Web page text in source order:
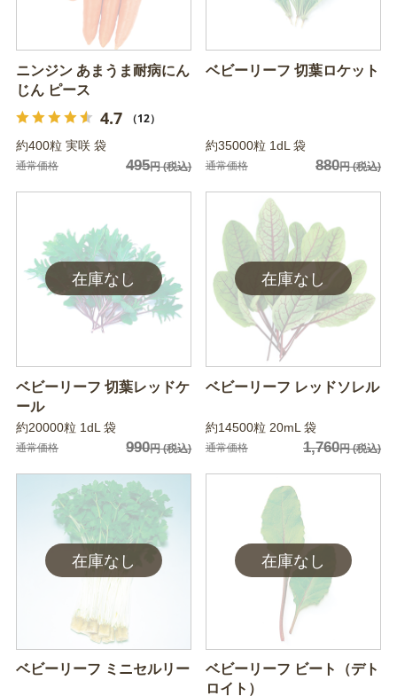
ニンジン あまうま耐病にん
じん ピース
4.7 （12）
約400粒 実咲 袋
通常価格 495円(税込)
ベビーリーフ 切葉ロケット
約35000粒 1dL 袋
通常価格 880円(税込)
ベビーリーフ 切葉レッドケ
ール
約20000粒 1dL 袋
通常価格 990円(税込)
ベビーリーフ レッドソレル
約14500粒 20mL 袋
通常価格 1,760円(税込)
ベビーリーフ ミニセルリー
ベビーリーフ ビート（デト
ロイト）